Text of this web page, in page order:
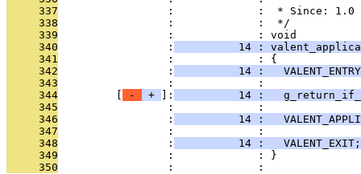
     337
                 :             :  * Since: 1.0
     338
                 :             :  */
     339
                 :             : void
     340
                 :
14 :
     341
                 :             : {
     342
                 :
14 :
     343
                 :             :
     344
- + ]:
14 :
     345
                 :             :
     346
                 :
14 :
     347
                 :             :
     348
                 :
          14 :   VALENT_EXIT;
     349
                 :             : }
     350
                 :             :